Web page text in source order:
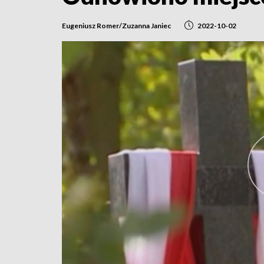
Eugeniusz Romer/Zuzanna Janiec 2022-10-02